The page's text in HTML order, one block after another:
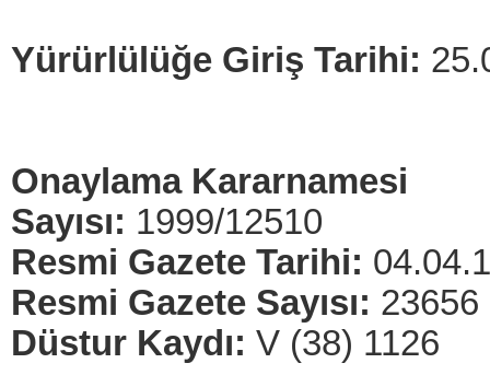
Yürürlülüğe Giriş Tarihi:
Onaylama Kararnamesi
Sayısı: 1999/12510
Resmi Gazete Tarihi:
Resmi Gazete Sayısı: 23656
Düstur Kaydı: V (38) 1126